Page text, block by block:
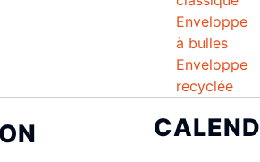
Enveloppe
à bulles
Enveloppe
recyclée